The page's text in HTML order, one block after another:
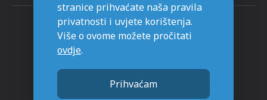
Stranice napravljene sa
stranice prihvaćate naša pravila
privatnosti i uvjete korištenja.
Više o ovome možete pročitati
ovdje.
Prihvaćam